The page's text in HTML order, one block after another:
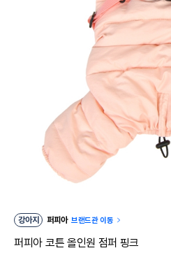
강아지 퍼피아 브랜드관 이동
퍼피아 코튼 올인원 점퍼 핑크